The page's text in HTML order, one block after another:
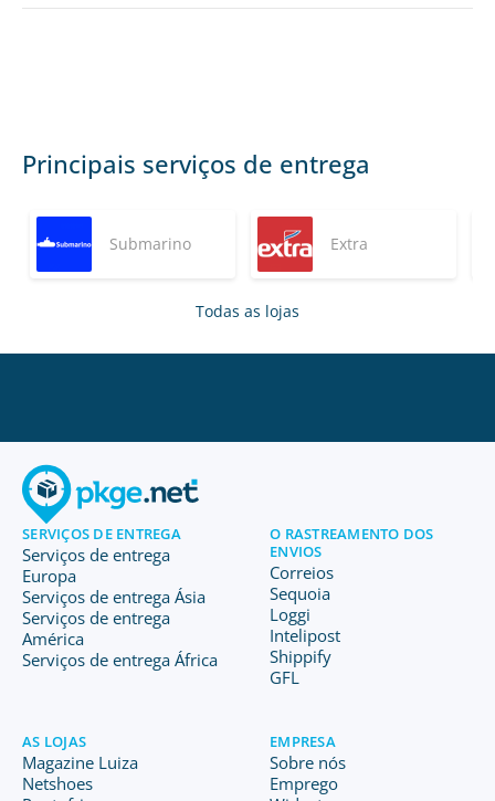
Principais serviços de entrega
Submarino Extra
Todas as lojas
SERVIÇOS DE ENTREGA
Serviços de entrega
Europa
Serviços de entrega Ásia
Serviços de entrega
América
Serviços de entrega África
O RASTREAMENTO DOS
ENVIOS
Correios
Sequoia
Loggi
Intelipost
Shippify
GFL
AS LOJAS
Magazine Luiza
Netshoes
EMPRESA
Sobre nós
Emprego